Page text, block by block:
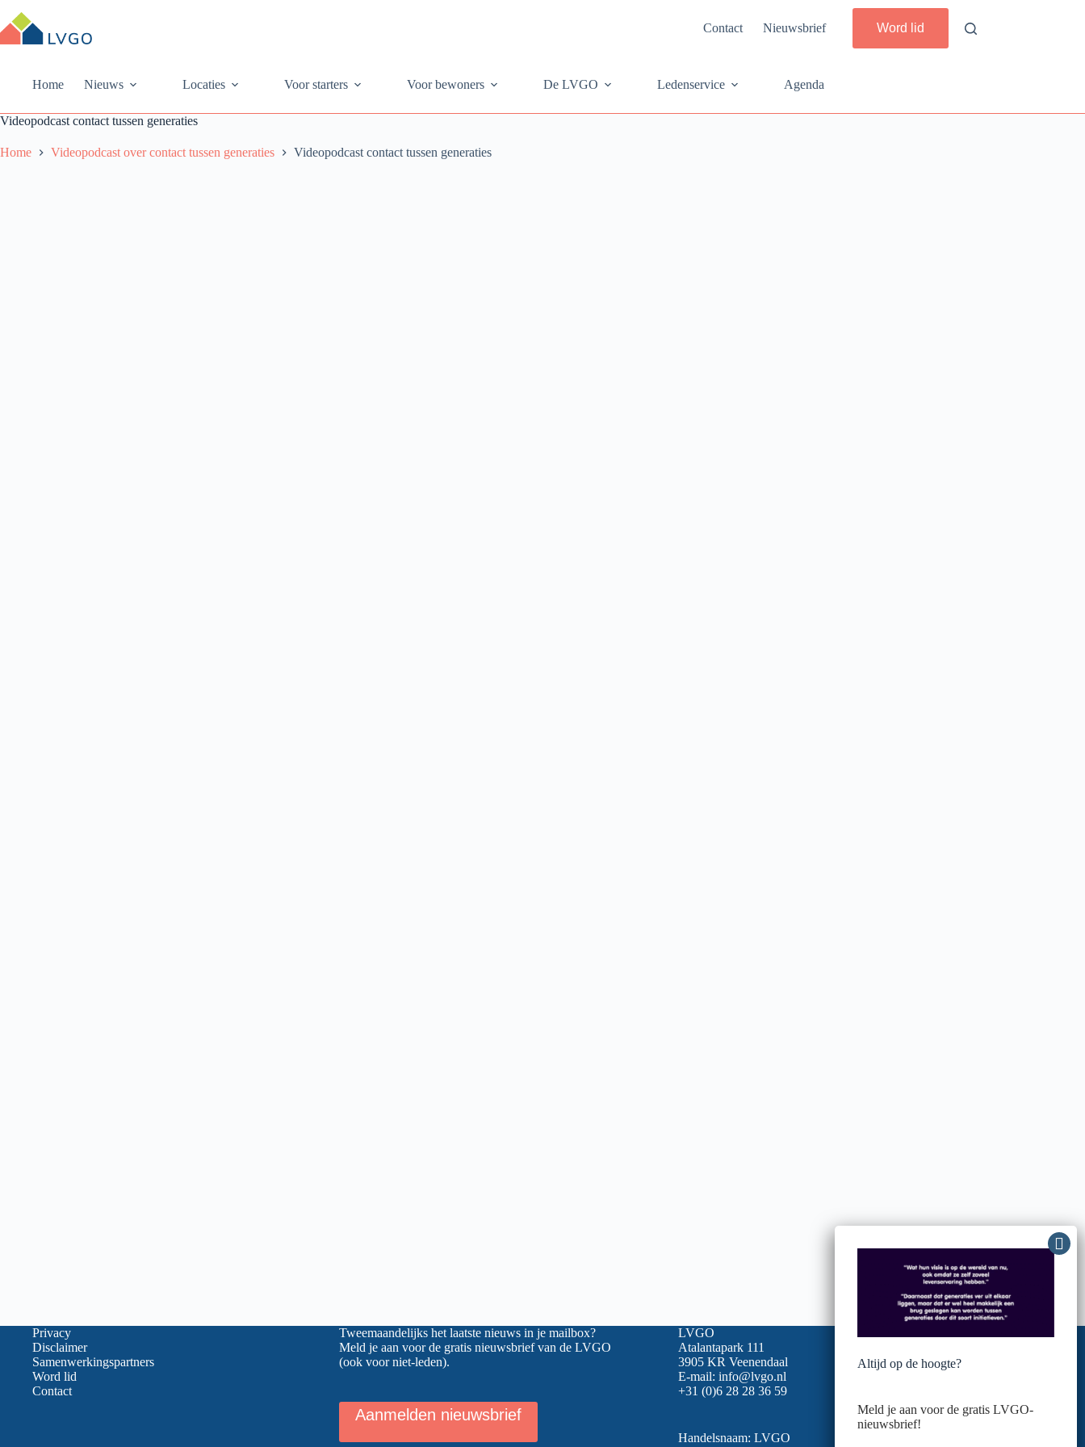
naar
de
Contact Nieuwsbrief Word lid
Home Nieuws Locaties Voor starters Voor bewoners De LVGO Ledenservice Agenda
Videopodcast contact tussen generaties
Home Videopodcast over contact tussen generaties Videopodcast contact tussen generaties
Privacy
Disclaimer
Samenwerkingspartners
Word lid
Contact
Tweemaandelijks het laatste nieuws in je mailbox?
Meld je aan voor de gratis nieuwsbrief van de LVGO
(ook voor niet-leden).
Aanmelden nieuwsbrief
LVGO
Atalantapark 111
3905 KR Veenendaal
E-mail: info@lvgo.nl
+31 (0)6 28 28 36 59
Handelsnaam: LVGO
Altijd op de hoogte?
Meld je aan voor de gratis LVGO-
nieuwsbrief!